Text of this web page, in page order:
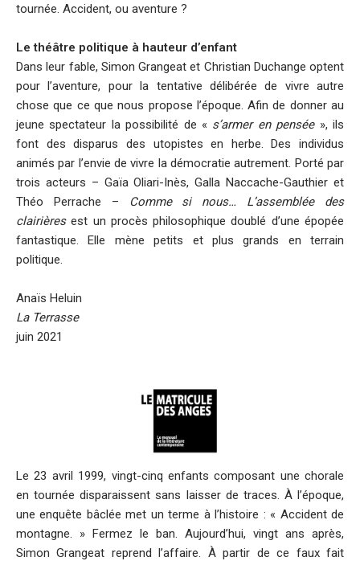
tournée. Accident, ou aventure ?
Le théâtre politique à hauteur d’enfant
Dans leur fable, Simon Grangeat et Christian Duchange optent
pour l’aventure, pour la tentative délibérée de vivre autre
chose que ce que nous propose l’époque. Afin de donner au
jeune spectateur la possibilité de « s’armer en pensée», ils
font des disparus des utopistes en herbe. Des individus
animés par l’envie de vivre la démocratie autrement. Porté par
trois acteurs – Gaïa Oliari-Inès, Galla Naccache-Gauthier et
Théo Perrache – Comme si nous… L’assemblée des
clairièresest un procès philosophique doublé d’une épopée
fantastique. Elle mène petits et plus grands en terrain
politique.
Anaïs Heluin
La Terrasse
juin 2021
Le 23 avril 1999, vingt-cinq enfants composant une chorale
en tournée disparaissent sans laisser de traces. À l’époque,
une enquête bâclée met un terme à l’histoire : « Accident de
montagne. » Fermez le ban. Aujourd’hui, vingt ans après,
Simon Grangeat reprend l’affaire. À partir de ce faux fait